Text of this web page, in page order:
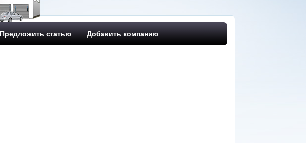
Предложить статью Добавить компанию